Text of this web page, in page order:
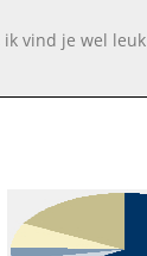
ik vind je wel